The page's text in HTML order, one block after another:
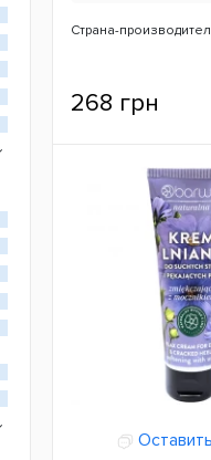
Страна-
268 грн